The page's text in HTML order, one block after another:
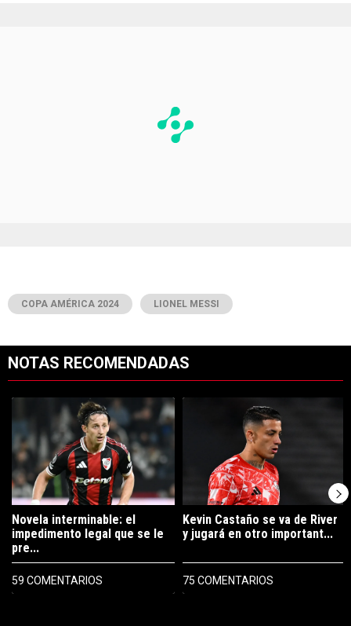
COPA AMÉRICA 2024 LIONEL MESSI
NOTAS RECOMENDADAS
Un artículo de tendencia con el título "Novela interminable: el
Novela interminable: el
impedimento legal que se le
pre...
59 COMENTARIOS
Un artículo de tendencia con el
Kevin Castaño se va de River
y jugará en otro important...
75 COMENTARIOS